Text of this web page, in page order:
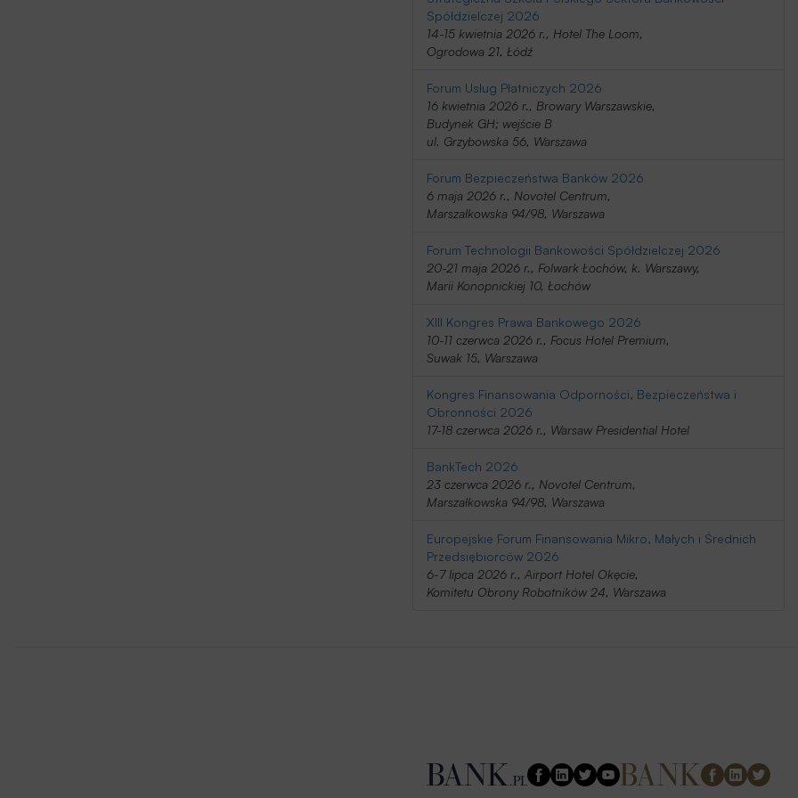
Spółdzielczej 2026
14-15 kwietnia 2026 r., Hotel The Loom,
Ogrodowa 21, Łódź
Forum Usług Płatniczych 2026
16 kwietnia 2026 r., Browary Warszawskie,
Budynek GH; wejście B
ul. Grzybowska 56, Warszawa
Forum Bezpieczeństwa Banków 2026
6 maja 2026 r., Novotel Centrum,
Marszałkowska 94/98, Warszawa
Forum Technologii Bankowości Spółdzielczej 2026
20-21 maja 2026 r., Folwark Łochów, k. Warszawy,
Marii Konopnickiej 10, Łochów
XIII Kongres Prawa Bankowego 2026
10-11 czerwca 2026 r., Focus Hotel Premium,
Suwak 15, Warszawa
Kongres Finansowania Odporności, Bezpieczeństwa i
Obronności 2026
17-18 czerwca 2026 r., Warsaw Presidential Hotel
BankTech 2026
23 czerwca 2026 r., Novotel Centrum,
Marszałkowska 94/98, Warszawa
Europejskie Forum Finansowania Mikro, Małych i Średnich
Przedsiębiorców 2026
6-7 lipca 2026 r., Airport Hotel Okęcie,
Komitetu Obrony Robotników 24, Warszawa